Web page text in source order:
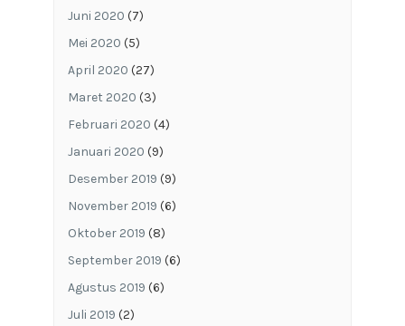
Juni 2020 (7)
Mei 2020 (5)
April 2020 (27)
Maret 2020 (3)
Februari 2020 (4)
Januari 2020 (9)
Desember 2019 (9)
November 2019 (6)
Oktober 2019 (8)
September 2019 (6)
Agustus 2019 (6)
Juli 2019 (2)